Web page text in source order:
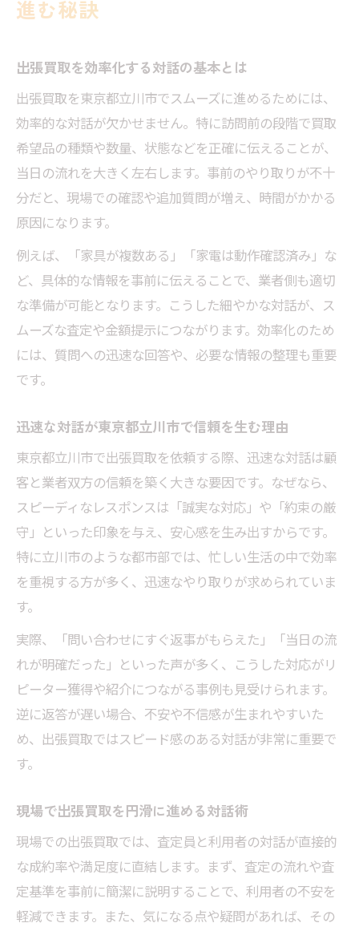
迅速な対話を活かす出張買取の進め方
出張買取当日に迅速な対話を実現する方法
東京都立川市で取引を円滑に進める会話例
効率的な出張買取は迅速なやり取りが鍵
立川市で出張買取時に押さえるべき対話術
スムーズな取引を叶える対話術の実例集
立川市で役立つ出張買取の実践対話例
出張買取をスムーズにする会話の流れ紹介
迅速な対話が落ち着いた現場対応を実現
東京都立川市で好評な出張買取コミュニケ
ーション
現場スタッフの出張買取対話テクニック
東京都立川市で差が出る対話の工夫とは
迅速対応に役立つ出張買取のコミュニケー
ション
出張買取の満足度を高める対話の工夫
現場で役立つ出張買取のコミュニケーション術
東京都立川市の現場で円滑な対話を実現
出張買取時に役立つ現場対応の会話術
迅速な対話が現場トラブルを防ぐ理由
現場で安心感を得る出張買取コミュニケー
ション
トラブル防止に繋がる出張買取の対話方法
迅速な対話が信頼感を高める理由
出張買取で安心を得るための事前確認事項
進む秘訣
出張買取を効率化する対話の基本とは
出張買取を東京都立川市でスムーズに進めるためには、
効率的な対話が欠かせません。特に訪問前の段階で買取
希望品の種類や数量、状態などを正確に伝えることが、
当日の流れを大きく左右します。事前のやり取りが不十
分だと、現場での確認や追加質問が増え、時間がかかる
原因になります。
例えば、「家具が複数ある」「家電は動作確認済み」な
ど、具体的な情報を事前に伝えることで、業者側も適切
な準備が可能となります。こうした細やかな対話が、ス
ムーズな査定や金額提示につながります。効率化のため
には、質問への迅速な回答や、必要な情報の整理も重要
です。
迅速な対話が東京都立川市で信頼を生む理由
東京都立川市で出張買取を依頼する際、迅速な対話は顧
客と業者双方の信頼を築く大きな要因です。なぜなら、
スピーディなレスポンスは「誠実な対応」や「約束の厳
守」といった印象を与え、安心感を生み出すからです。
特に立川市のような都市部では、忙しい生活の中で効率
を重視する方が多く、迅速なやり取りが求められていま
す。
実際、「問い合わせにすぐ返事がもらえた」「当日の流
れが明確だった」といった声が多く、こうした対応がリ
ピーター獲得や紹介につながる事例も見受けられます。
逆に返答が遅い場合、不安や不信感が生まれやすいた
め、出張買取ではスピード感のある対話が非常に重要で
す。
現場で出張買取を円滑に進める対話術
現場での出張買取では、査定員と利用者の対話が直接的
な成約率や満足度に直結します。まず、査定の流れや査
定基準を事前に簡潔に説明することで、利用者の不安を
軽減できます。また、気になる点や疑問があれば、その